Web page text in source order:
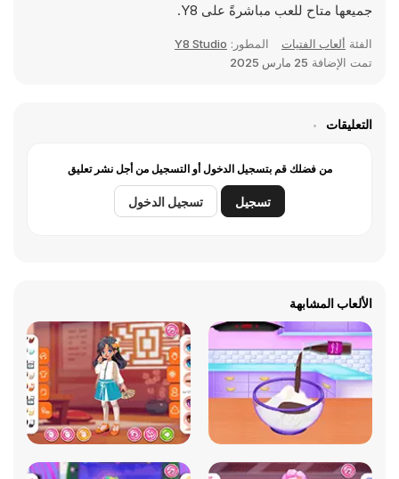
جميعها متاح للعب مباشرةً على Y8.
الفئة ألعاب الفتيات المطور: Y8 Studio
تمت الإضافة 25 مارس 2025
التعليقات
من فضلك قم بتسجيل الدخول أو التسجيل من أجل نشر تعليق
تسجيل تسجيل الدخول
الألعاب المشابهة